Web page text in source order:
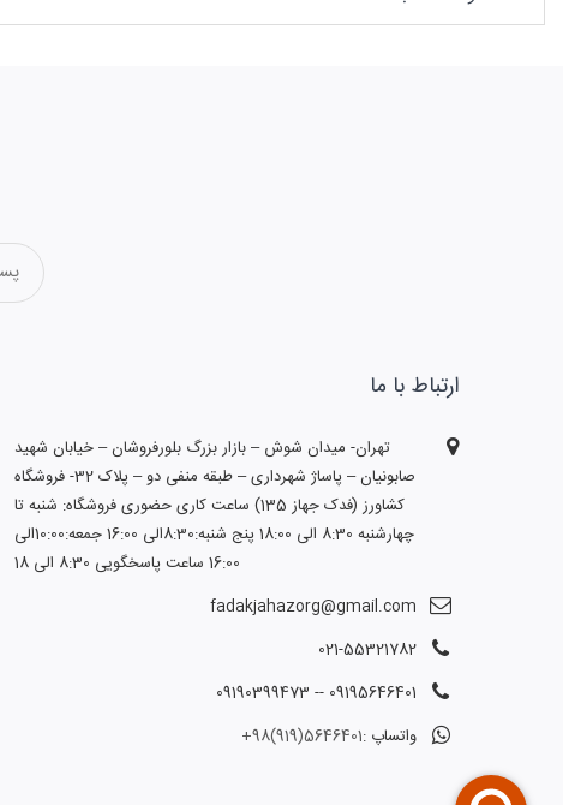
ارتباط با ما
تهران- میدان شوش – بازار بزرگ بلورفروشان – خیابان شهید
صابونیان – پاساژ شهرداری – طبقه منفی دو – پلاک 32- فروشگاه
کشاورز (فدک جهاز 135) ساعت کاری حضوری فروشگاه: شنبه تا
چهارشنبه 8:30 الی 18:00 پنج شنبه:8:30الی 16:00 جمعه:10:00الی
16:00 ساعت پاسخگویی 8:30 الی 18
fadakjahazorg@gmail.com
021-55321782
09195646401 -- 09190399473
واتساپ :5646401(919)98+